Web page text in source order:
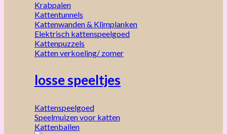
Krabpalen
Kattentunnels
Kattenwanden & Klimplanken
Elektrisch kattenspeelgoed
Kattenpuzzels
Katten verkoeling/ zomer
losse speeltjes
Kattenspeelgoed
Speelmuizen voor katten
Kattenballen